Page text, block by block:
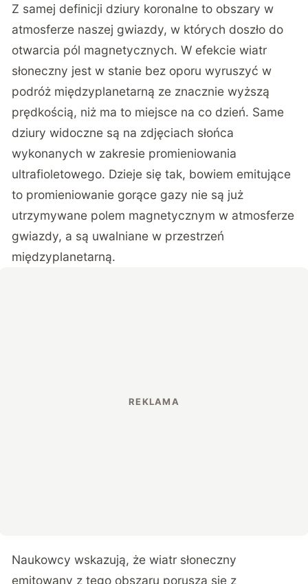
Z samej definicji dziury koronalne to obszary w
atmosferze naszej gwiazdy, w których doszło do
otwarcia pól magnetycznych. W efekcie wiatr
słoneczny jest w stanie bez oporu wyruszyć w
podróż międzyplanetarną ze znacznie wyższą
prędkością, niż ma to miejsce na co dzień. Same
dziury widoczne są na zdjęciach słońca
wykonanych w zakresie promieniowania
ultrafioletowego. Dzieje się tak, bowiem emitujące
to promieniowanie gorące gazy nie są już
utrzymywane polem magnetycznym w atmosferze
gwiazdy, a są uwalniane w przestrzeń
międzyplanetarną.
Naukowcy wskazują, że wiatr słoneczny
emitowany z tego obszaru porusza się z